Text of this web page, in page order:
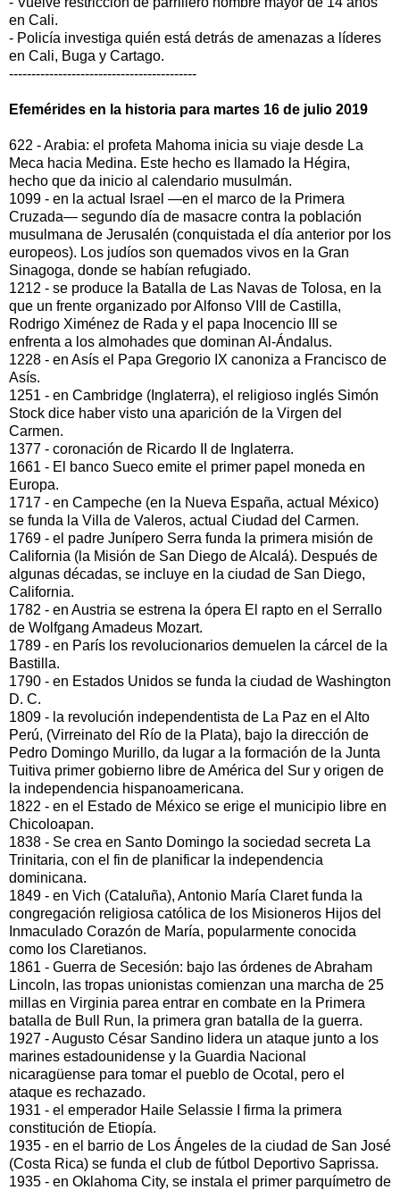
en Cali.
- Policía investiga quién está detrás de amenazas a líderes
en Cali, Buga y Cartago.
------------------------------------------
Efemérides en la historia para martes 16 de julio 2019
622 - Arabia: el profeta Mahoma inicia su viaje desde La
Meca hacia Medina. Este hecho es llamado la Hégira,
hecho que da inicio al calendario musulmán.
1099 - en la actual Israel —en el marco de la Primera
Cruzada— segundo día de masacre contra la población
musulmana de Jerusalén (conquistada el día anterior por los
europeos). Los judíos son quemados vivos en la Gran
Sinagoga, donde se habían refugiado.
1212 - se produce la Batalla de Las Navas de Tolosa, en la
que un frente organizado por Alfonso VIII de Castilla,
Rodrigo Ximénez de Rada y el papa Inocencio III se
enfrenta a los almohades que dominan Al-Ándalus.
1228 - en Asís el Papa Gregorio IX canoniza a Francisco de
Asís.
1251 - en Cambridge (Inglaterra), el religioso inglés Simón
Stock dice haber visto una aparición de la Virgen del
Carmen.
1377 - coronación de Ricardo II de Inglaterra.
1661 - El banco Sueco emite el primer papel moneda en
Europa.
1717 - en Campeche (en la Nueva España, actual México)
se funda la Villa de Valeros, actual Ciudad del Carmen.
1769 - el padre Junípero Serra funda la primera misión de
California (la Misión de San Diego de Alcalá). Después de
algunas décadas, se incluye en la ciudad de San Diego,
California.
1782 - en Austria se estrena la ópera El rapto en el Serrallo
de Wolfgang Amadeus Mozart.
1789 - en París los revolucionarios demuelen la cárcel de la
Bastilla.
1790 - en Estados Unidos se funda la ciudad de Washington
D. C.
1809 - la revolución independentista de La Paz en el Alto
Perú, (Virreinato del Río de la Plata), bajo la dirección de
Pedro Domingo Murillo, da lugar a la formación de la Junta
Tuitiva primer gobierno libre de América del Sur y origen de
la independencia hispanoamericana.
1822 - en el Estado de México se erige el municipio libre en
Chicoloapan.
1838 - Se crea en Santo Domingo la sociedad secreta La
Trinitaria, con el fin de planificar la independencia
dominicana.
1849 - en Vich (Cataluña), Antonio María Claret funda la
congregación religiosa católica de los Misioneros Hijos del
Inmaculado Corazón de María, popularmente conocida
como los Claretianos.
1861 - Guerra de Secesión: bajo las órdenes de Abraham
Lincoln, las tropas unionistas comienzan una marcha de 25
millas en Virginia parea entrar en combate en la Primera
batalla de Bull Run, la primera gran batalla de la guerra.
1927 - Augusto César Sandino lidera un ataque junto a los
marines estadounidense y la Guardia Nacional
nicaragüense para tomar el pueblo de Ocotal, pero el
ataque es rechazado.
1931 - el emperador Haile Selassie I firma la primera
constitución de Etiopía.
1935 - en el barrio de Los Ángeles de la ciudad de San José
(Costa Rica) se funda el club de fútbol Deportivo Saprissa.
1935 - en Oklahoma City, se instala el primer parquímetro de